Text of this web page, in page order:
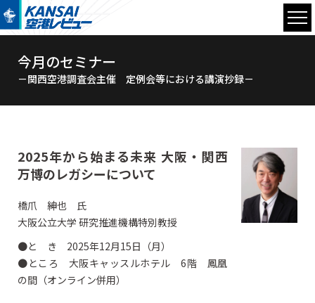
今月のセミナー
－関西空港調査会主催 定例会等における講演抄録－
2025年から始まる未来 大阪・関西
万博のレガシーについて
橋爪 紳也 氏
大阪公立大学 研究推進機構特別教授
●と き 2025年12月15日（月）
●ところ 大阪キャッスルホテル 6階 鳳凰
の間（オンライン併用）